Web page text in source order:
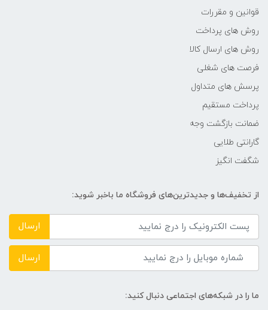
حافظه دستگاه
---
نوع حافظه داخلی
قوانین و مقررات
روش های پرداخت
روش های ارسال کالا
فرصت های شغلی
پرسش های متداول
پرداخت مستقیم
ضمانت بازگشت وجه
گارانتی طلایی
شگفت انگیز
از تخفیف‌ها و جدیدترین‌های فروشگاه ما باخبر شوید:
ارسال
ارسال
ما را در شبکه‌های اجتماعی دنبال کنید: